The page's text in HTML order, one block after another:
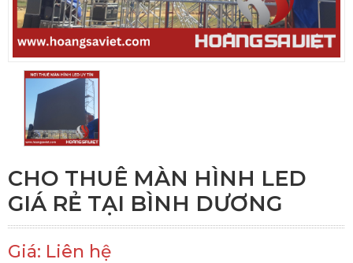
CHO THUÊ MÀN HÌNH LED
GIÁ RẺ TẠI BÌNH DƯƠNG
Giá: Liên hệ